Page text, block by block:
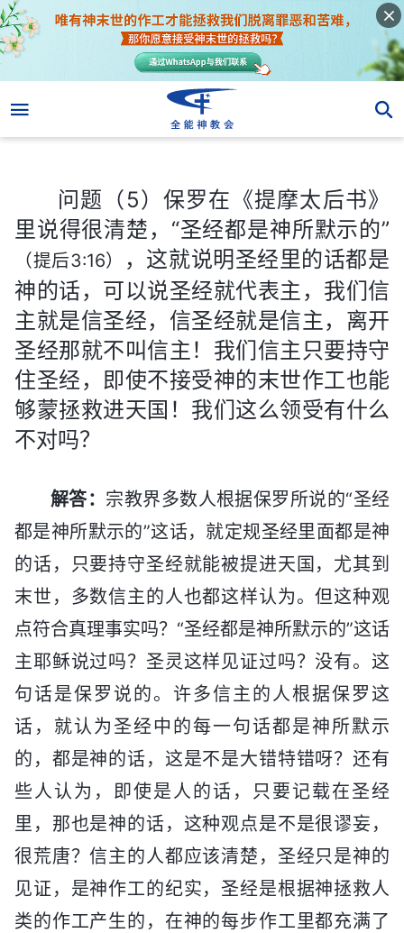
问题（5）保罗在《提摩太后书》
里说得很清楚，“圣经都是神所默示的”
（提后3:16）
，这就说明圣经里的话都是
神的话，可以说圣经就代表主，我们信
主就是信圣经，信圣经就是信主，离开
圣经那就不叫信主！我们信主只要持守
住圣经，即使不接受神的末世作工也能
够蒙拯救进天国！我们这么领受有什么
不对吗？
解答： 宗教界多数人根据保罗所说的“圣经
都是神所默示的”这话，就定规圣经里面都是神
的话，只要持守圣经就能被提进天国，尤其到
末世，多数信主的人也都这样认为。但这种观
点符合真理事实吗？“圣经都是神所默示的”这话
主耶稣说过吗？圣灵这样见证过吗？没有。这
句话是保罗说的。许多信主的人根据保罗这
话，就认为圣经中的每一句话都是神所默示
的，都是神的话，这是不是大错特错呀？还有
些人认为，即使是人的话，只要记载在圣经
里，那也是神的话，这种观点是不是很谬妄，
很荒唐？信主的人都应该清楚，圣经只是神的
见证，是神作工的纪实，圣经是根据神拯救人
类的作工产生的，在神的每步作工里都充满了